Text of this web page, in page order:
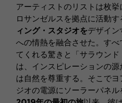
アーティストのリストは枚挙
ロサンゼルスを拠点に活動す
ィング・スタジオをデザイ
への情熱を融合させた。すべ
てくれる驚きと「サラウン
は、インスピレーションの
は自然を尊重する。そこで
ジオの電源にソーラーパネル